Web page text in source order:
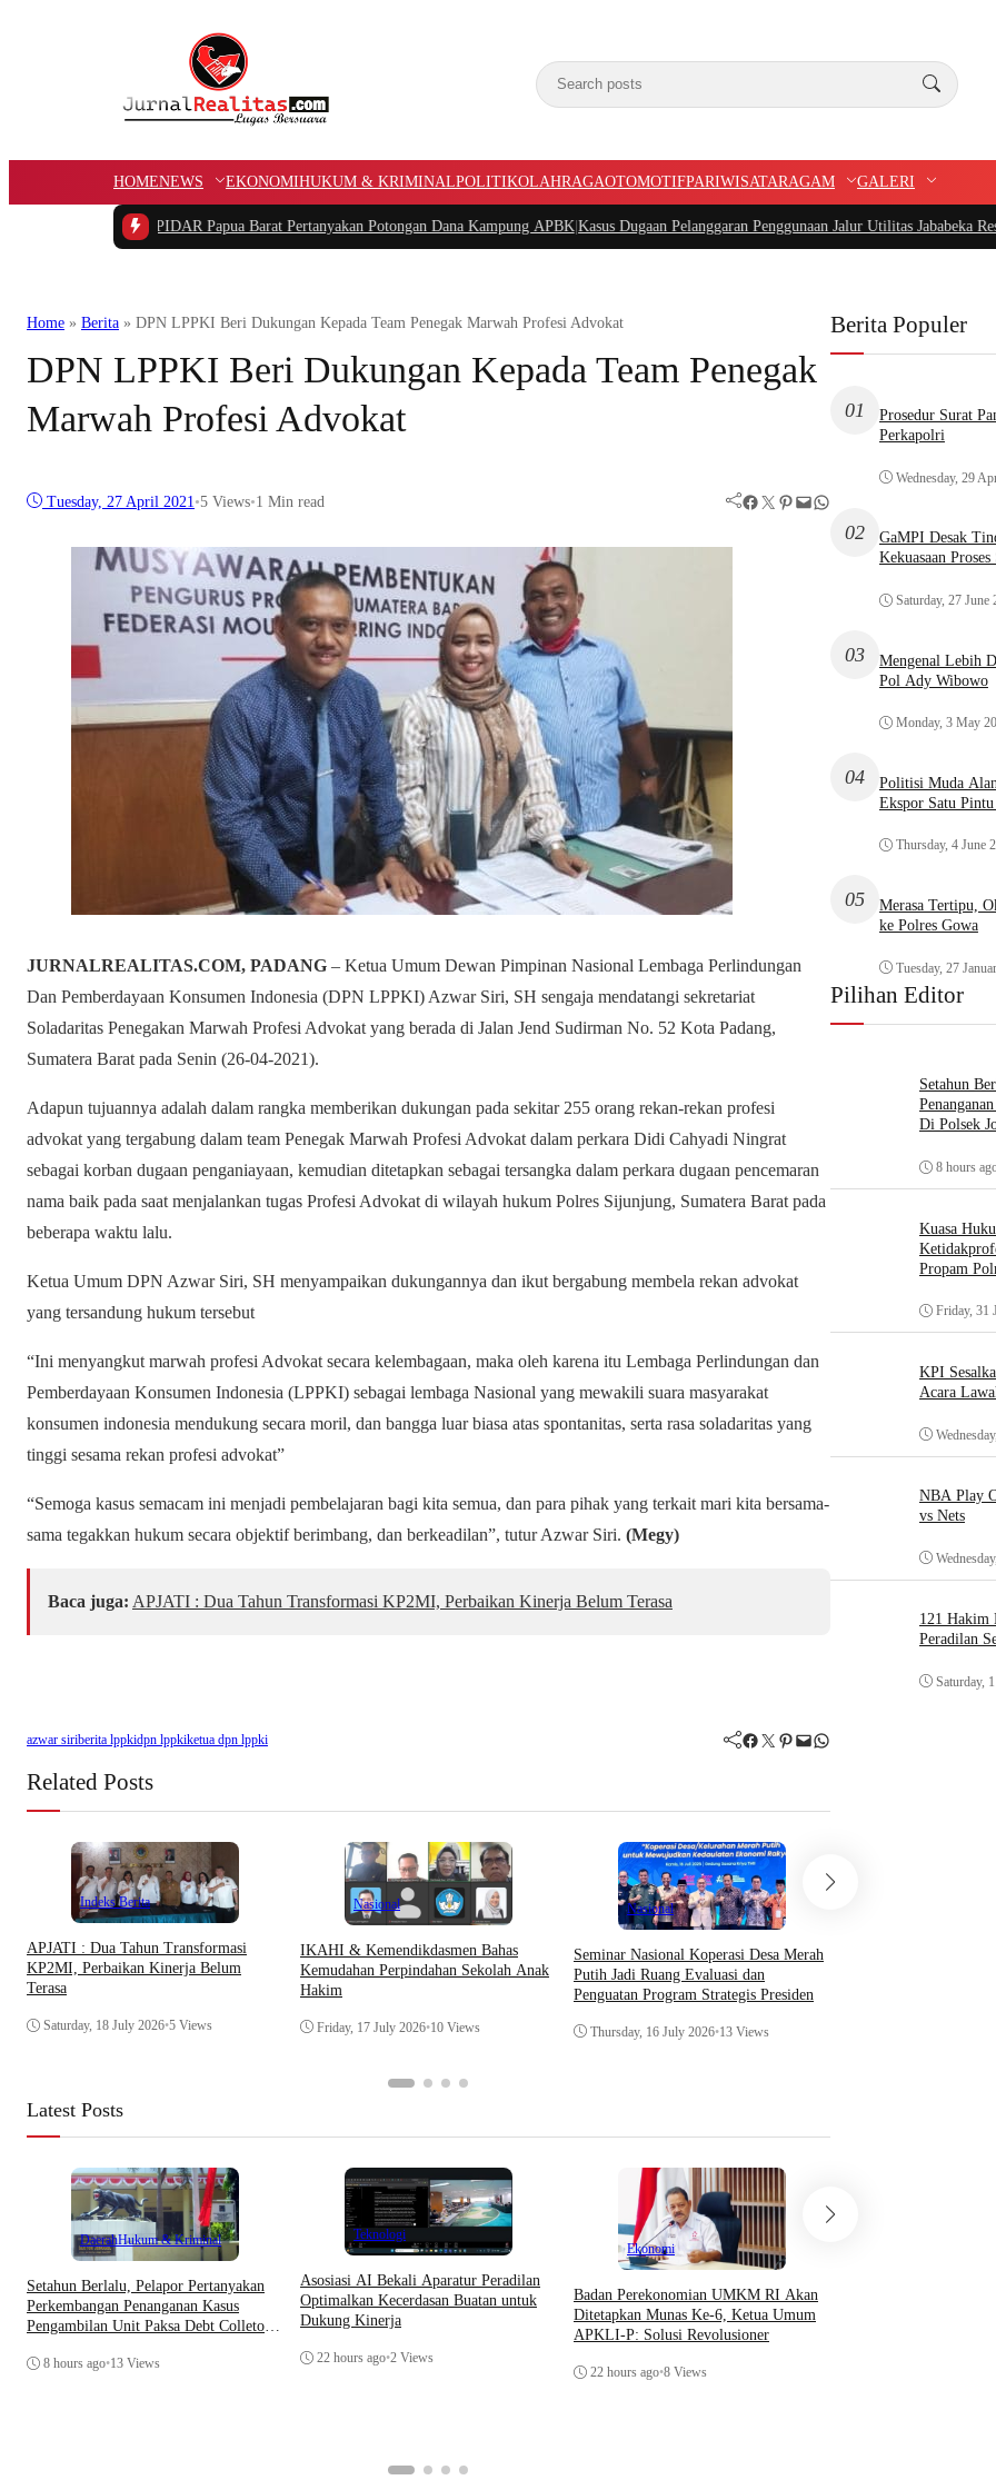
HOMENEWS EKONOMIHUKUM & KRIMINALPOLITIKOLAHRAGAOTOMOTIFPARIWISATARAGAM GALERI
Ketua PIDAR Papua Barat Pertanyakan Potongan Dana Kampung APBK|Kasus Dugaan Pelanggaran Penggunaan Jalur Utilitas Jababeka Resmi Naik ke
Home » Berita » DPN LPPKI Beri Dukungan Kepada Team Penegak Marwah Profesi Advokat
DPN LPPKI Beri Dukungan Kepada Team Penegak
Marwah Profesi Advokat
Tuesday, 27 April 2021 •5 Views•1 Min read Facebook Twitter Pinterest Mail WhatsApp
JURNALREALITAS.COM, PADANG – Ketua Umum Dewan Pimpinan Nasional Lembaga Perlindungan
Dan Pemberdayaan Konsumen Indonesia (DPN LPPKI) Azwar Siri, SH sengaja mendatangi sekretariat
Soladaritas Penegakan Marwah Profesi Advokat yang berada di Jalan Jend Sudirman No. 52 Kota Padang,
Sumatera Barat pada Senin (26-04-2021).
Adapun tujuannya adalah dalam rangka memberikan dukungan pada sekitar 255 orang rekan-rekan profesi
advokat yang tergabung dalam team Penegak Marwah Profesi Advokat dalam perkara Didi Cahyadi Ningrat
sebagai korban dugaan penganiayaan, kemudian ditetapkan sebagai tersangka dalam perkara dugaan pencemaran
nama baik pada saat menjalankan tugas Profesi Advokat di wilayah hukum Polres Sijunjung, Sumatera Barat pada
beberapa waktu lalu.
Ketua Umum DPN Azwar Siri, SH menyampaikan dukungannya dan ikut bergabung membela rekan advokat
yang tersandung hukum tersebut
“Ini menyangkut marwah profesi Advokat secara kelembagaan, maka oleh karena itu Lembaga Perlindungan dan
Pemberdayaan Konsumen Indonesia (LPPKI) sebagai lembaga Nasional yang mewakili suara masyarakat
konsumen indonesia mendukung secara moril, dan bangga luar biasa atas spontanitas, serta rasa soladaritas yang
tinggi sesama rekan profesi advokat”
“Semoga kasus semacam ini menjadi pembelajaran bagi kita semua, dan para pihak yang terkait mari kita bersama-
sama tegakkan hukum secara objektif berimbang, dan berkeadilan”, tutur Azwar Siri. (Megy)
Baca juga: APJATI : Dua Tahun Transformasi KP2MI, Perbaikan Kinerja Belum Terasa
azwar siriberita lppkidpn lppkiketua dpn lppki Facebook Twitter Pinterest Mail WhatsApp
Related Posts
Indeks Berita
APJATI : Dua Tahun Transformasi
KP2MI, Perbaikan Kinerja Belum
Terasa
Saturday, 18 July 2026•5 Views
Nasional
IKAHI & Kemendikdasmen Bahas
Kemudahan Perpindahan Sekolah Anak
Hakim
Friday, 17 July 2026•10 Views
Nasional
Seminar Nasional Koperasi Desa Merah
Putih Jadi Ruang Evaluasi dan
Penguatan Program Strategis Presiden
Thursday, 16 July 2026•13 Views
Latest Posts
DaerahHukum & Kriminal
Setahun Berlalu, Pelapor Pertanyakan
Perkembangan Penanganan Kasus
Pengambilan Unit Paksa Debt Colletor
8 hours ago•13 Views
Teknologi
Asosiasi AI Bekali Aparatur Peradilan
Optimalkan Kecerdasan Buatan untuk
Dukung Kinerja
22 hours ago•2 Views
Ekonomi
Badan Perekonomian UMKM RI Akan
Ditetapkan Munas Ke-6, Ketua Umum
APKLI-P: Solusi Revolusioner
22 hours ago•8 Views
Berita Populer
01
Prosedur Surat
Perkapolri
Wednesday, 29
02
GaMPI Desak
Kekuasaan
Saturday, 27 June
03
Mengenal Lebih
Pol Ady Wibowo
Monday, 3 May
04
Politisi Muda
Ekspor Satu
Thursday, 4 June
05
Merasa Tertipu,
ke Polres Gowa
Tuesday, 27
Pilihan Editor
Setahun
Di Polsek
8 hours
Kuasa
Propam
Friday, 31
KPI
Acara
NBA Play
vs Nets
121 Hakim
Peradilan
Saturday,